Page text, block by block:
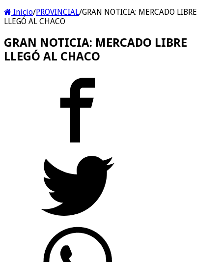
Inicio/PROVINCIAL/GRAN NOTICIA: MERCADO LIBRE
LLEGÓ AL CHACO
GRAN NOTICIA: MERCADO LIBRE
LLEGÓ AL CHACO